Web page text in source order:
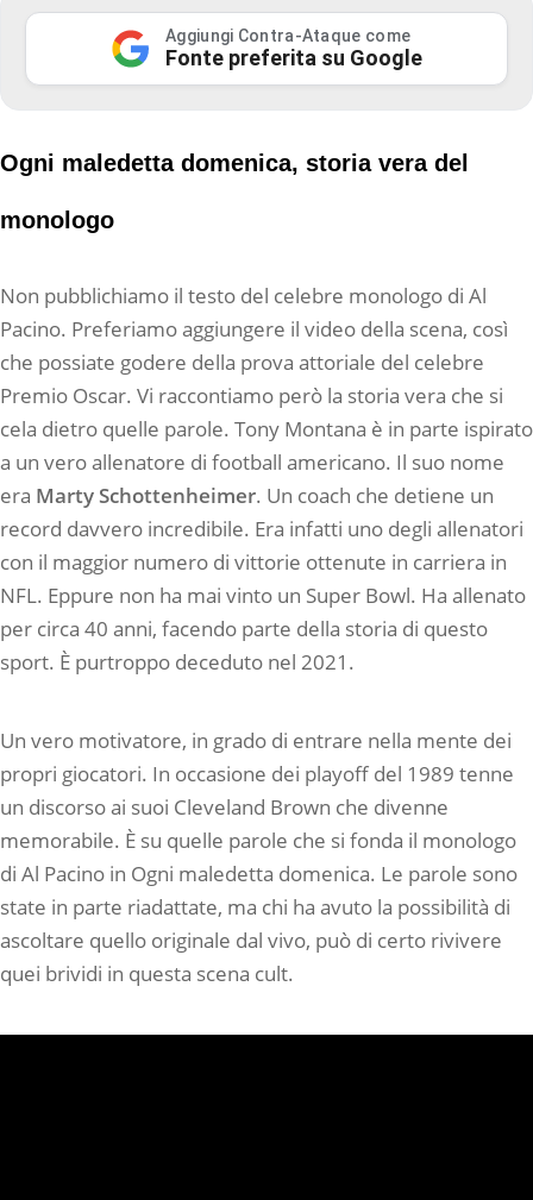
Aggiungi Contra-Ataque come
Fonte preferita su Google
Ogni maledetta domenica, storia vera del
monologo
Non pubblichiamo il testo del celebre monologo di Al
Pacino. Preferiamo aggiungere il video della scena, così
che possiate godere della prova attoriale del celebre
Premio Oscar. Vi raccontiamo però la storia vera che si
cela dietro quelle parole. Tony Montana è in parte ispirato
a un vero allenatore di football americano. Il suo nome
era MartySchottenheimer. Un coach che detiene un
record davvero incredibile. Era infatti uno degli allenatori
con il maggior numero di vittorie ottenute in carriera in
NFL. Eppure non ha mai vinto un Super Bowl. Ha allenato
per circa 40 anni, facendo parte della storia di questo
sport. È purtroppo deceduto nel 2021.
Un vero motivatore, in grado di entrare nella mente dei
propri giocatori. In occasione dei playoff del 1989 tenne
un discorso ai suoi Cleveland Brown che divenne
memorabile. È su quelle parole che si fonda il monologo
di Al Pacino in Ogni maledetta domenica. Le parole sono
state in parte riadattate, ma chi ha avuto la possibilità di
ascoltare quello originale dal vivo, può di certo rivivere
quei brividi in questa scena cult.